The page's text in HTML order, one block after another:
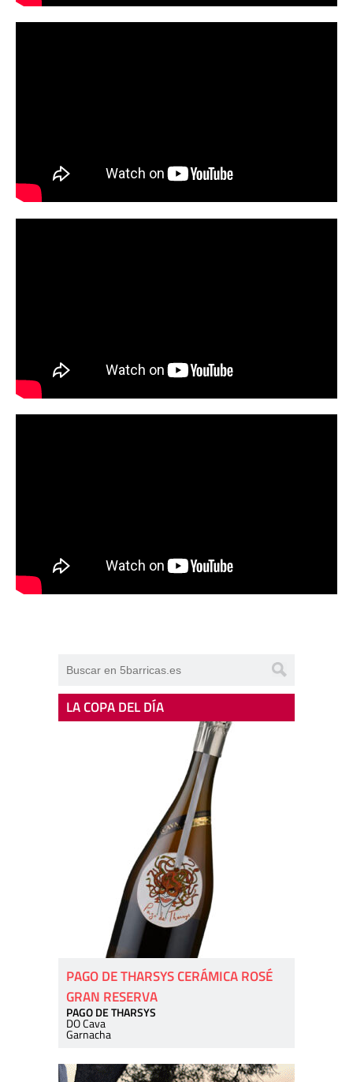
LA COPA DEL DÍA
PAGO DE THARSYS CERÁMICA ROSÉ
GRAN RESERVA
PAGO DE THARSYS
DO Cava
Garnacha